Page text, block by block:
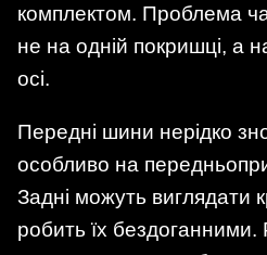
комплектом. Проблема
не на одній покришці, а
осі.
Передні шини нерідко
особливо на
Задні можуть
робить їх бездоганними.